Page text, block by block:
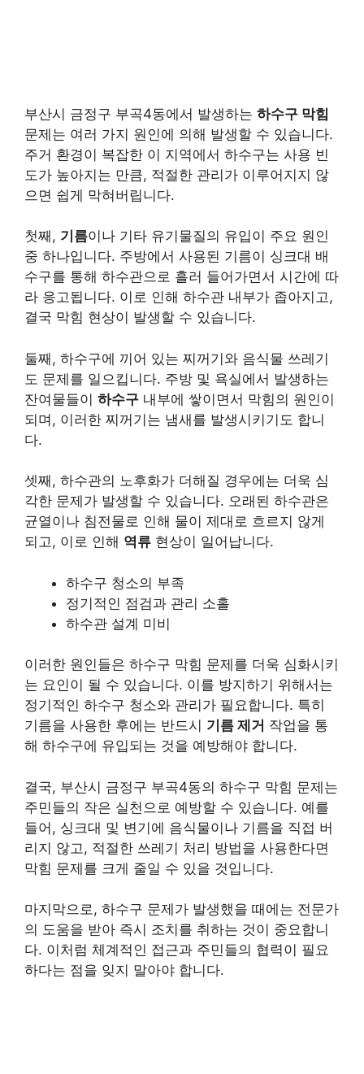
부산시 금정구 부곡4동에서 발생하는 하수구 막힘
문제는 여러 가지 원인에 의해 발생할 수 있습니다.
주거 환경이 복잡한 이 지역에서 하수구는 사용 빈
도가 높아지는 만큼, 적절한 관리가 이루어지지 않
으면 쉽게 막혀버립니다.
첫째, 기름이나 기타 유기물질의 유입이 주요 원인
중 하나입니다. 주방에서 사용된 기름이 싱크대 배
수구를 통해 하수관으로 흘러 들어가면서 시간에 따
라 응고됩니다. 이로 인해 하수관 내부가 좁아지고,
결국 막힘 현상이 발생할 수 있습니다.
둘째, 하수구에 끼어 있는 찌꺼기와 음식물 쓰레기
도 문제를 일으킵니다. 주방 및 욕실에서 발생하는
잔여물들이 하수구 내부에 쌓이면서 막힘의 원인이
되며, 이러한 찌꺼기는 냄새를 발생시키기도 합니
다.
셋째, 하수관의 노후화가 더해질 경우에는 더욱 심
각한 문제가 발생할 수 있습니다. 오래된 하수관은
균열이나 침전물로 인해 물이 제대로 흐르지 않게
되고, 이로 인해 역류 현상이 일어납니다.
하수구 청소의 부족
정기적인 점검과 관리 소홀
하수관 설계 미비
이러한 원인들은 하수구 막힘 문제를 더욱 심화시키
는 요인이 될 수 있습니다. 이를 방지하기 위해서는
정기적인 하수구 청소와 관리가 필요합니다. 특히
기름을 사용한 후에는 반드시 기름 제거 작업을 통
해 하수구에 유입되는 것을 예방해야 합니다.
결국, 부산시 금정구 부곡4동의 하수구 막힘 문제는
주민들의 작은 실천으로 예방할 수 있습니다. 예를
들어, 싱크대 및 변기에 음식물이나 기름을 직접 버
리지 않고, 적절한 쓰레기 처리 방법을 사용한다면
막힘 문제를 크게 줄일 수 있을 것입니다.
마지막으로, 하수구 문제가 발생했을 때에는 전문가
의 도움을 받아 즉시 조치를 취하는 것이 중요합니
다. 이처럼 체계적인 접근과 주민들의 협력이 필요
하다는 점을 잊지 말아야 합니다.